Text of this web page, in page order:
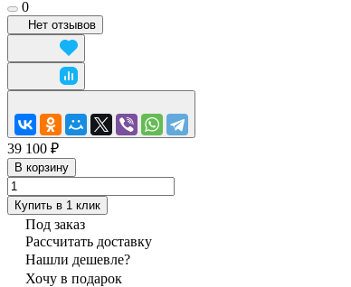
0
Нет отзывов
39 100 ₽
В корзину
Купить в 1 клик
Под заказ
Рассчитать доставку
Нашли дешевле?
Хочу в подарок